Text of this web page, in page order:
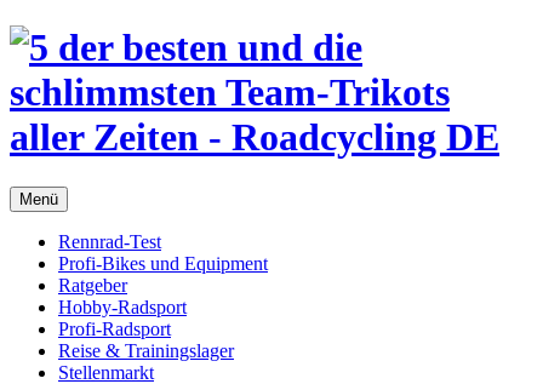
Menü
Rennrad-Test
Profi-Bikes und Equipment
Ratgeber
Hobby-Radsport
Profi-Radsport
Reise & Trainingslager
Stellenmarkt